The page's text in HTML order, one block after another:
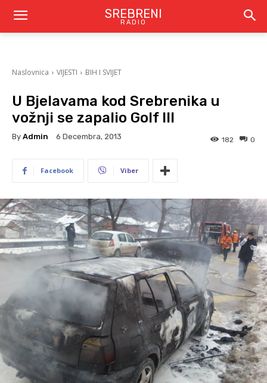
SREBRENI
RADIO
Naslovnica VIJESTI BIH I SVIJET
U Bjelavama kod Srebrenika u
vožnji se zapalio Golf III
By Admin 6 Decembra, 2013 0
182
Facebook Viber